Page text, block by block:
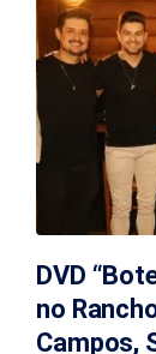
DVD
no
Campos,